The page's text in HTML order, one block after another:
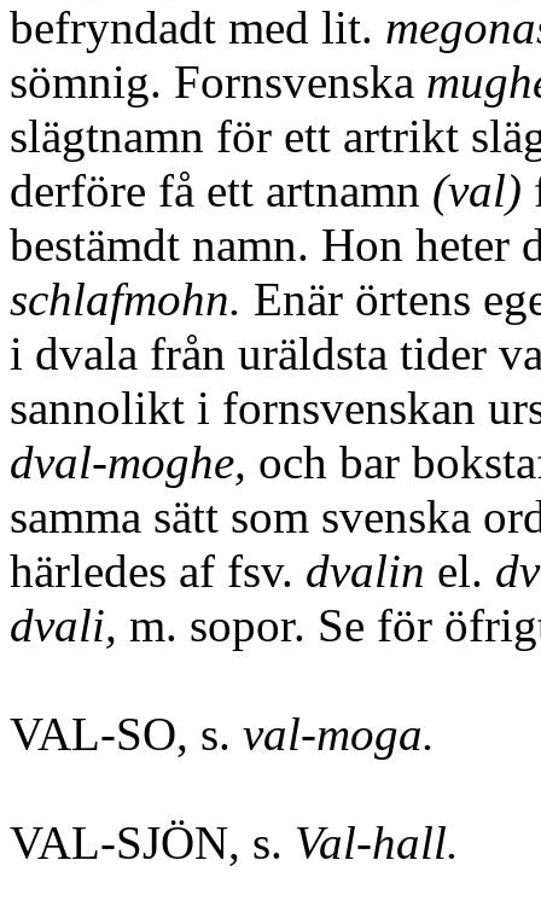
befryndadt med lit.
sömnig. Fornsvenska
slägtnamn för ett artrikt
derföre få ett artnamn (val)
bestämdt namn. Hon heter
schlafmohn. Enär örtens
i dvala från uräldsta tider
sannolikt i fornsvenskan
dval-moghe, och bar
samma sätt som svenska
härledes af fsv. dvalin el.
dvali, m. sopor. Se för
VAL-SO, s. val-moga.
VAL-SJÖN, s. Val-hall.